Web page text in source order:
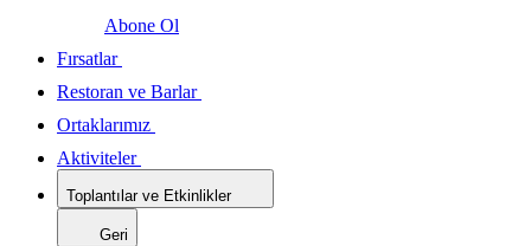
Abone Ol
Fırsatlar
Restoran ve Barlar
Ortaklarımız
Aktiviteler
Toplantılar ve Etkinlikler
Geri